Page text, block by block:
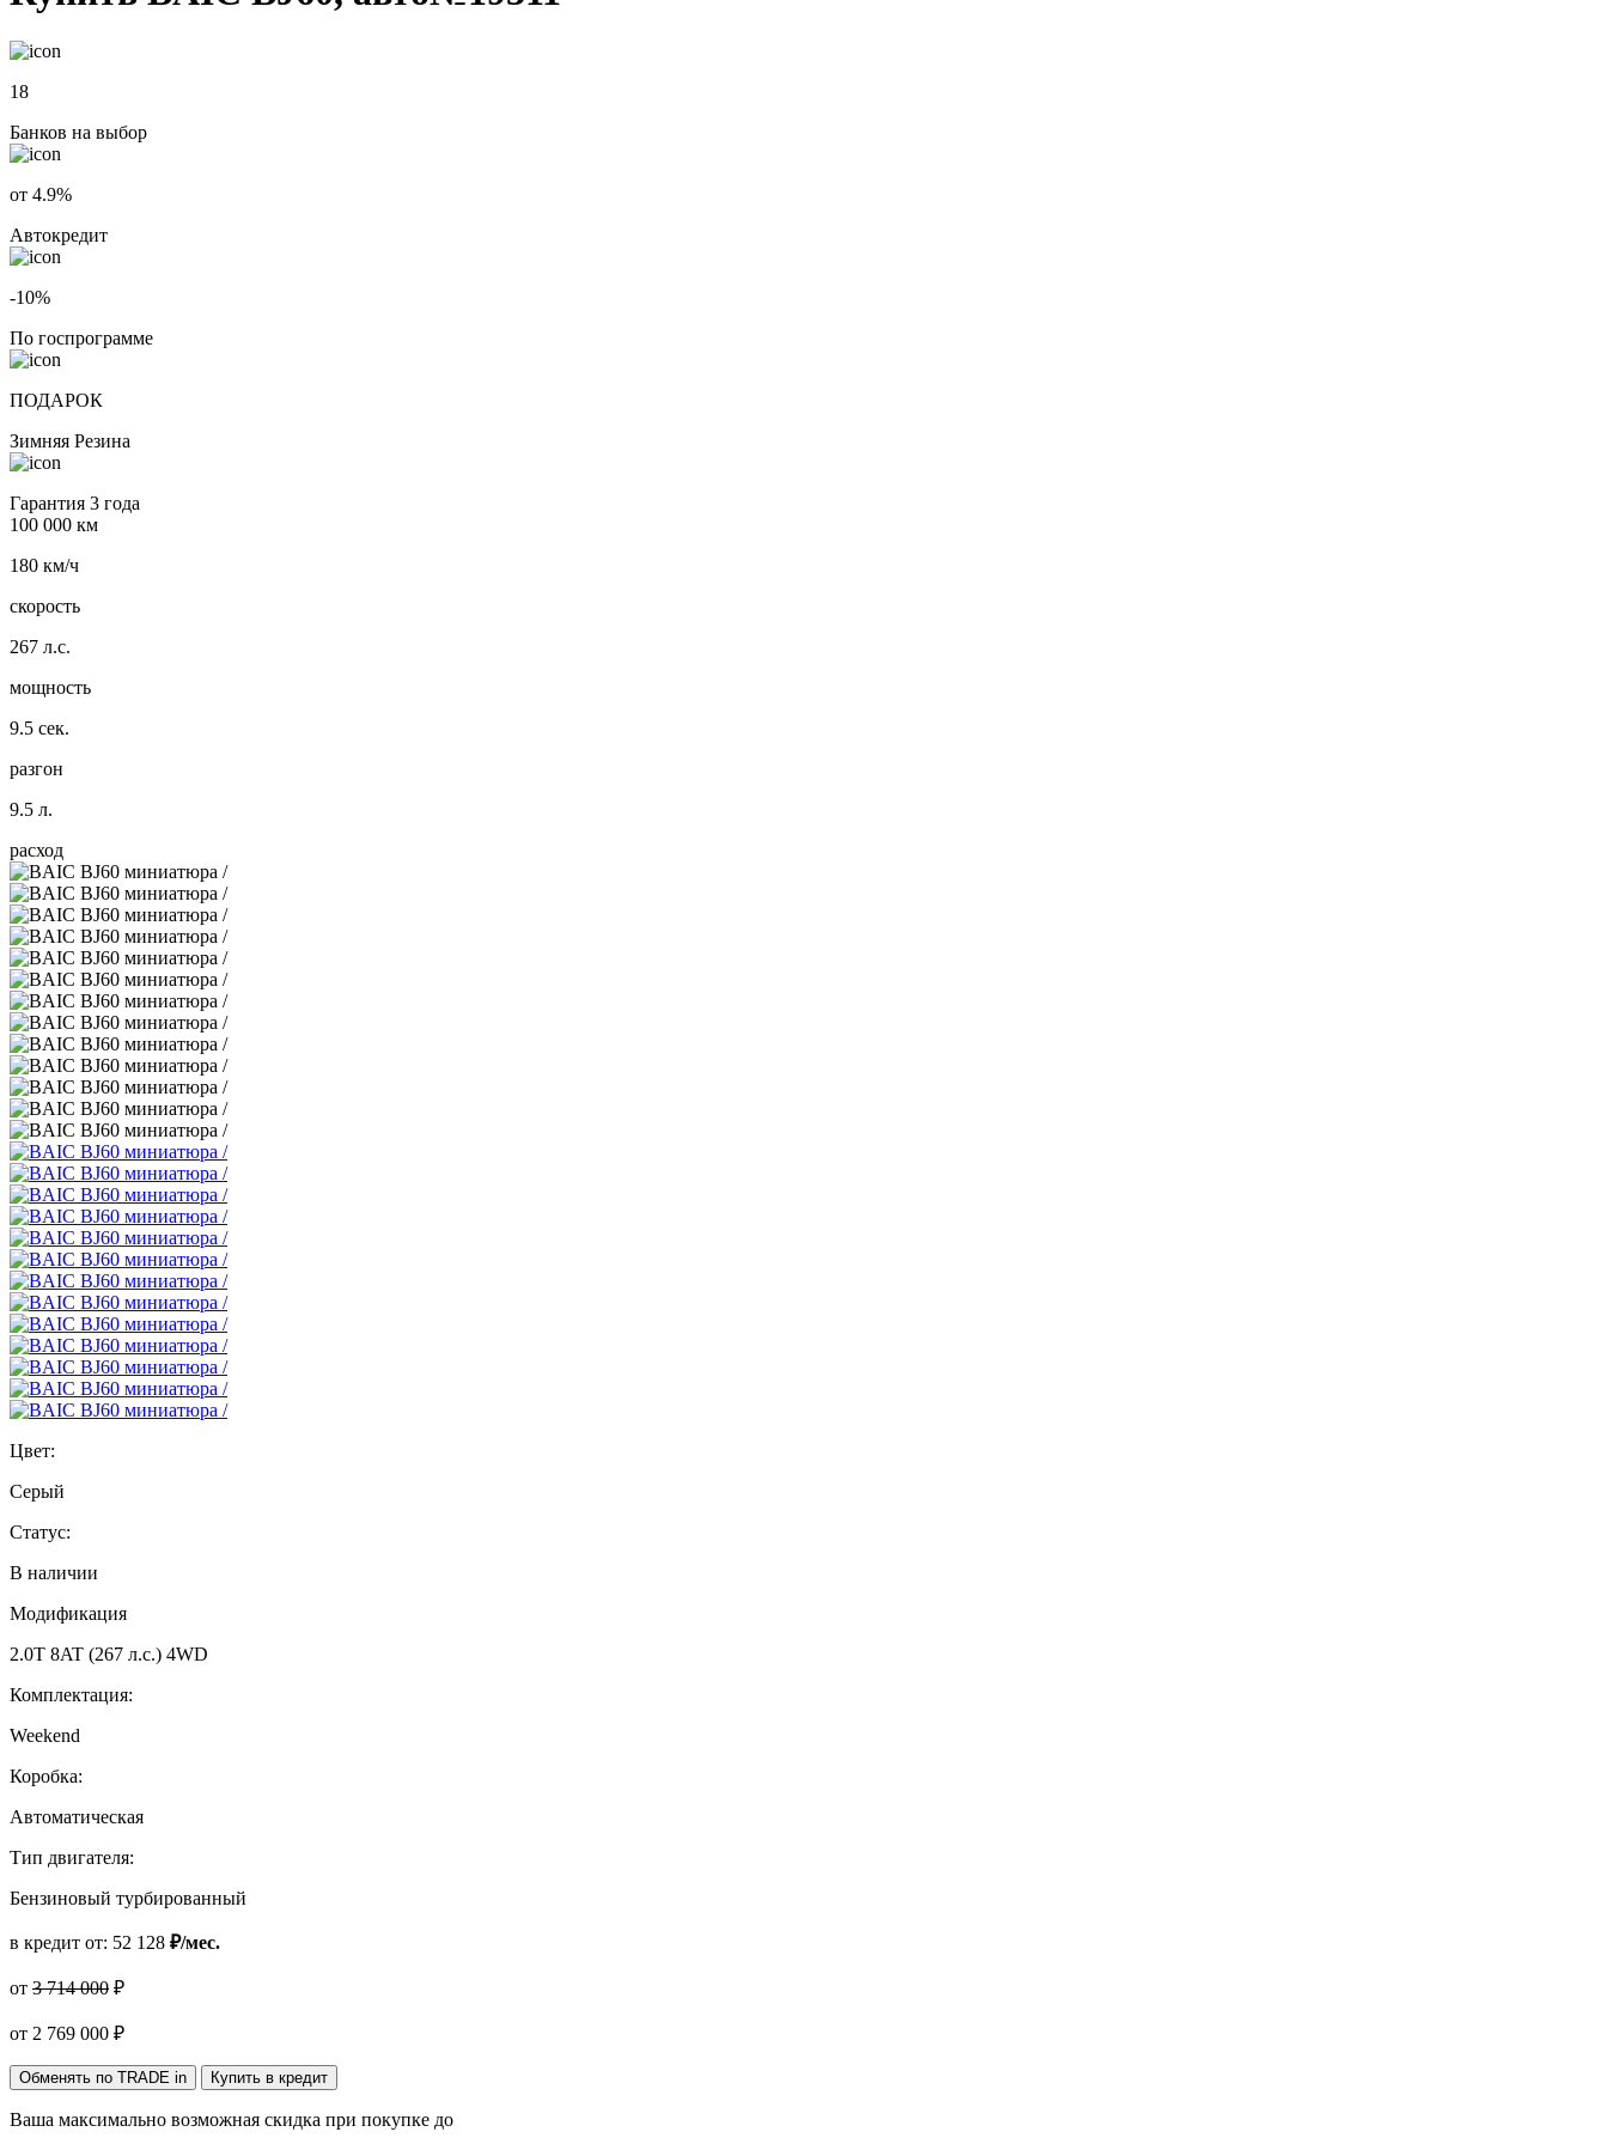
18
Банков на выбор
от 4.9%
Автокредит
-10%
По госпрограмме
ПОДАРОК
Зимняя Резина
Гарантия 3 года
100 000 км
180 км/ч
скорость
267 л.с.
мощность
9.5 сек.
разгон
9.5 л.
расход
Цвет:
Серый
Статус:
В наличии
Модификация
2.0T 8AT (267 л.с.) 4WD
Комплектация:
Weekend
Коробка:
Автоматическая
Тип двигателя:
Бензиновый турбированный
в кредит от: 52 128 ₽/мес.
от 3 714 000 ₽
от 2 769 000 ₽
Обменять по TRADE in Купить в кредит
Ваша максимально возможная скидка при покупке до